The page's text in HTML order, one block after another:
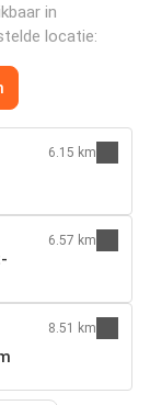
in
locatie:
6.15 km
6.57 km
8.51 km